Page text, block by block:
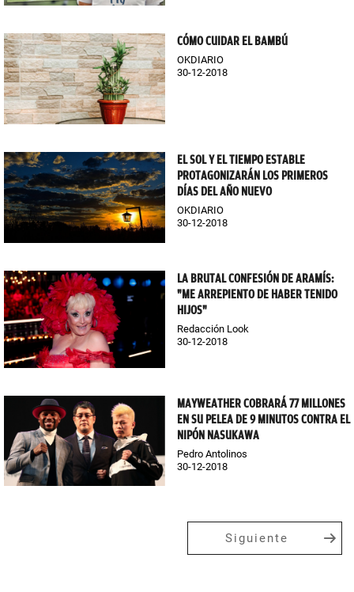
CÓMO CUIDAR EL BAMBÚ
OKDIARIO
30-12-2018
EL SOL Y EL TIEMPO ESTABLE
PROTAGONIZARÁN LOS PRIMEROS
DÍAS DEL AÑO NUEVO
OKDIARIO
30-12-2018
LA BRUTAL CONFESIÓN DE ARAMÍS:
"ME ARREPIENTO DE HABER TENIDO
HIJOS"
Redacción Look
30-12-2018
MAYWEATHER COBRARÁ 77 MILLONES
EN SU PELEA DE 9 MINUTOS CONTRA EL
NIPÓN NASUKAWA
Pedro Antolinos
30-12-2018
Siguiente